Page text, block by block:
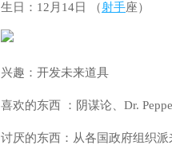
生日：12月14日 （射手座）
兴趣：开发未来道具
喜欢的东西 ：阴谋论、Dr.
讨厌的东西：从各国政府组织